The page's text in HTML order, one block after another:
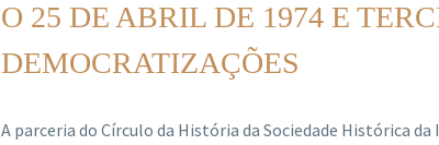
O 25 DE ABRIL DE 1974 E
DEMOCRATIZAÇÕES
A parceria do Círculo da História da Sociedade Histórica